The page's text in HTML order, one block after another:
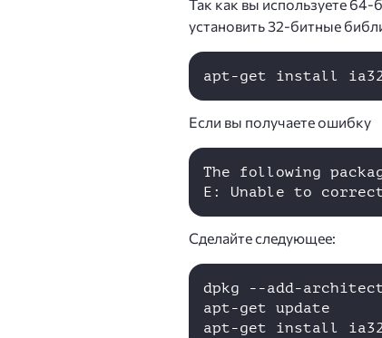
Так как вы используете
установить 32-битные
Если вы получаете ошибку
The following
Сделайте следующее:
dpkg --add-
apt-get update